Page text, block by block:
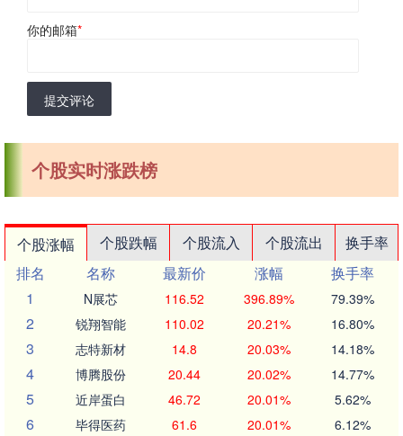
你的邮箱*
提交评论
个股实时涨跌榜
个股涨幅 个股跌幅 个股流入 个股流出
换手率
排名
名称 最新价 涨幅
换手率
1
N展芯 116.52 396.89% 79.39%
2 锐翔智能 110.02 20.21% 16.80%
3 志特新材 14.8 20.03% 14.18%
4 博腾股份 20.44 20.02% 14.77%
5 近岸蛋白 46.72 20.01% 5.62%
6 毕得医药 61.6 20.01% 6.12%